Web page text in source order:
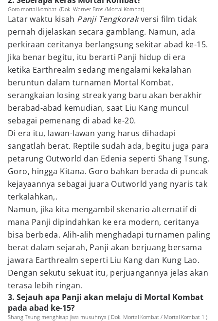
Goro mortal kombat. (Dok. Warner Bros./Mortal Kombat)
Latar waktu kisah Panji Tengkorakversi film tidak
pernah dijelaskan secara gamblang. Namun, ada
perkiraan ceritanya berlangsung sekitar abad ke-15.
Jika benar begitu, itu berarti Panji hidup di era
ketika Earthrealm sedang mengalami kekalahan
beruntun dalam turnamen Mortal Kombat,
serangkaian losing streak yang baru akan berakhir
berabad-abad kemudian, saat Liu Kang muncul
sebagai pemenang di abad ke-20.
Di era itu, lawan-lawan yang harus dihadapi
sangatlah berat. Reptile sudah ada, begitu juga para
petarung Outworld dan Edenia seperti Shang Tsung,
Goro, hingga Kitana. Goro bahkan berada di puncak
kejayaannya sebagai juara Outworld yang nyaris tak
terkalahkan,.
Namun, jika kita mengambil skenario alternatif di
mana Panji dipindahkan ke era modern, ceritanya
bisa berbeda. Alih-alih menghadapi turnamen paling
berat dalam sejarah, Panji akan berjuang bersama
jawara Earthrealm seperti Liu Kang dan Kung Lao.
Dengan sekutu sekuat itu, perjuangannya jelas akan
terasa lebih ringan.
3. Sejauh apa Panji akan melaju di Mortal Kombat
pada abad ke-15?
Shang Tsung menghisap jiwa musuhnya ( Dok. Mortal Kombat / Mortal Kombat 1 )